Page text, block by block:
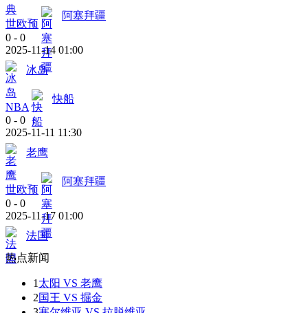
世欧预
阿塞拜疆
0 - 0
2025-11-14 01:00
冰岛
NBA
快船
0 - 0
2025-11-11 11:30
老鹰
世欧预
阿塞拜疆
0 - 0
2025-11-17 01:00
法国
热点新闻
1 太阳 VS 老鹰
2国王 VS 掘金